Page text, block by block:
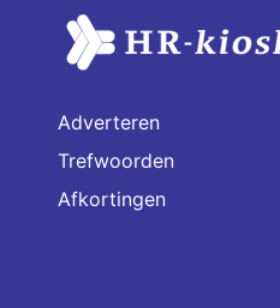
Adverteren
Trefwoorden
Afkortingen